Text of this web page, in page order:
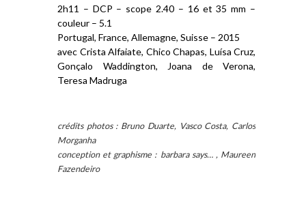
2h11 – DCP – scope 2.40 – 16 et 35 mm –
couleur – 5.1
Portugal, France, Allemagne, Suisse – 2015
avec Crista Alfaiate, Chico Chapas, Luísa Cruz,
Gonçalo Waddington, Joana de Verona,
Teresa Madruga
crédits photos : Bruno Duarte, Vasco Costa, Carlos
Morganha
conception et graphisme : barbara says… , Maureen
Fazendeiro